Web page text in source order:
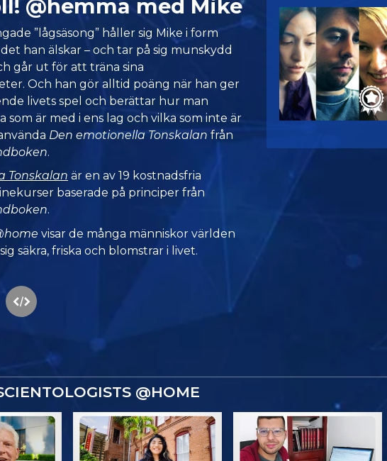
@hemma med Mike
”lågsäsong” håller sig Mike i form
han älskar – och tar på sig munskydd
går ut för att träna sina
Och han gör alltid poäng när han ger
livets spel och berättar hur man
som är med i ens lag och vilka som inte är
Den emotionella Tonskalan från
.
Tonskalan är en av 19 kostnadsfria
baserade på principer från
.
visar de många människor världen
säkra, friska och blomstrar i livet.
@HOME